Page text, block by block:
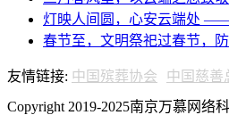
灯映人间圆，心安云端处
春节至，文明祭祀过春节，防
友情链接: 中国殡葬协会 中国慈善
Copyright 2019-2025南京万慕网络